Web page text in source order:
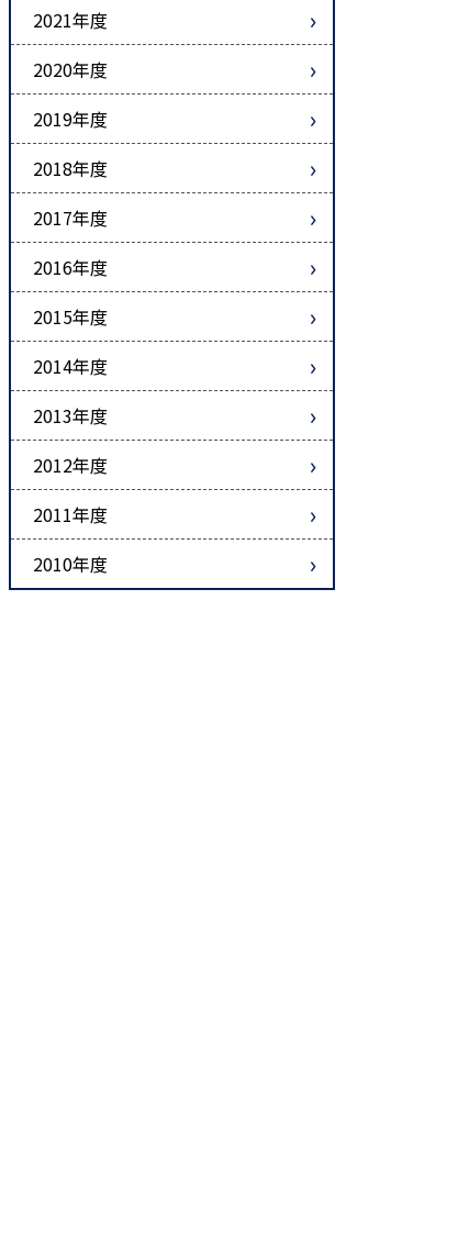
2021年度
2020年度
2019年度
2018年度
2017年度
2016年度
2015年度
2014年度
2013年度
2012年度
2011年度
2010年度